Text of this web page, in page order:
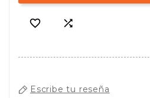
 
Escribe tu reseña